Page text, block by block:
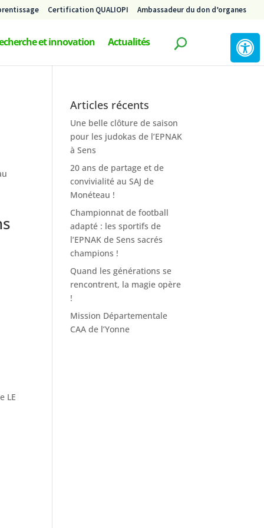
Certification QUALIOPI Ambassadeur du don d’organes
et innovation Actualités
LE
Articles récents
Une belle clôture de saison
pour les judokas de l’EPNAK
à Sens
20 ans de partage et de
convivialité au SAJ de
Monéteau !
Championnat de football
adapté : les sportifs de
l’EPNAK de Sens sacrés
champions !
Quand les générations se
rencontrent, la magie opère
!
Mission Départementale
CAA de l’Yonne